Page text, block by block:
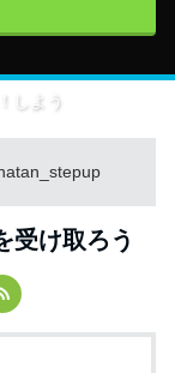
しよう
受け取ろう